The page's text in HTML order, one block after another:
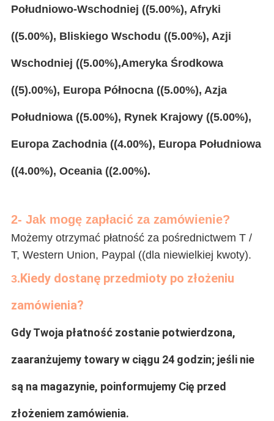
Południowo-Wschodniej ((5.00%), Afryki
((5.00%), Bliskiego Wschodu ((5.00%), Azji
Wschodniej ((5.00%),Ameryka Środkowa
((5).00%), Europa Północna ((5.00%), Azja
Południowa ((5.00%), Rynek Krajowy ((5.00%),
Europa Zachodnia ((4.00%), Europa Południowa
((4.00%), Oceania ((2.00%).
2- Jak mogę zapłacić za zamówienie?
Możemy otrzymać płatność za pośrednictwem T /
T, Western Union, Paypal ((dla niewielkiej kwoty).
3.Kiedy dostanę przedmioty po złożeniu
zamówienia?
Gdy Twoja płatność zostanie potwierdzona,
zaaranżujemy towary w ciągu 24 godzin; jeśli nie
są na magazynie, poinformujemy Cię przed
złożeniem zamówienia.